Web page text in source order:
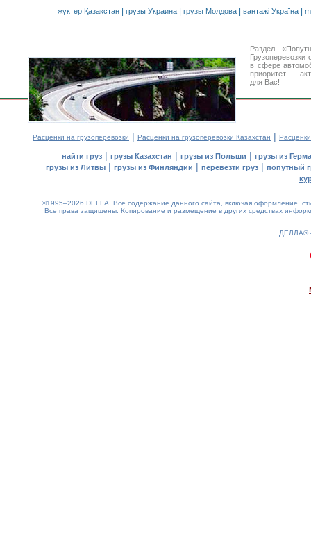
жүктер Қазақстан| грузы Украина| грузы Молдова| вантажі Україна|
Раздел
в сфере
приоритет —
для Вас!
Расценки на грузоперевозки | Расценки на грузоперевозки Казахстан |
найти груз| грузы Казахстан | грузы из Польши | грузы из
грузы из Литвы | грузы из Финляндии | перевезти груз | попутный
©1995–2026 DELLA. Все содержание данного сайта, включая оформление,
Все права защищены. Копирование и размещение в других средствах